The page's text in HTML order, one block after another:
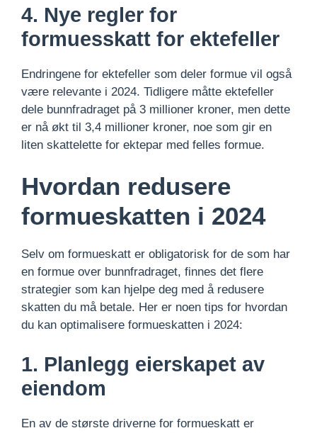
4. Nye regler for
formuesskatt for ektefeller
Endringene for ektefeller som deler formue vil også
være relevante i 2024. Tidligere måtte ektefeller
dele bunnfradraget på 3 millioner kroner, men dette
er nå økt til 3,4 millioner kroner, noe som gir en
liten skattelette for ektepar med felles formue.
Hvordan redusere
formueskatten i 2024
Selv om formueskatt er obligatorisk for de som har
en formue over bunnfradraget, finnes det flere
strategier som kan hjelpe deg med å redusere
skatten du må betale. Her er noen tips for hvordan
du kan optimalisere formueskatten i 2024:
1. Planlegg eierskapet av
eiendom
En av de største driverne for formueskatt er